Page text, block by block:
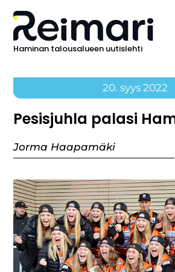
Haminan talousalueen uutislehti
20. syys 2022
Pesisjuhla palasi
Jorma Haapamäki